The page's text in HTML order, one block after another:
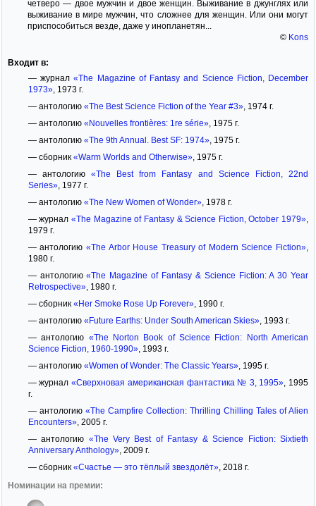
четверо — двое мужчин и двое женщин. Выживание в джунглях или
выживание в мире мужчин, что сложнее для женщин. Или они могут
приспособиться везде, даже у инопланетян...
© Kons
Входит в:
— журнал«The Magazine of Fantasy and Science Fiction, December
1973», 1973 г.
— антологию «The Best Science Fiction of the Year #3», 1974 г.
— антологию «Nouvelles frontières: 1re série», 1975 г.
— антологию «The 9th Annual. Best SF: 1974», 1975 г.
— сборник «Warm Worlds and Otherwise», 1975 г.
— антологию«The Best from Fantasy and Science Fiction, 22nd
Series», 1977 г.
— антологию «The New Women of Wonder», 1978 г.
— журнал«The Magazine of Fantasy & Science Fiction, October 1979»
1979 г.
— антологию «The Arbor House Treasury of Modern Science Fiction»
1980 г.
— антологию«The Magazine of Fantasy & Science Fiction: A 30 Year
Retrospective», 1980 г.
— сборник «Her Smoke Rose Up Forever», 1990 г.
— антологию «Future Earths: Under South American Skies», 1993 г.
— антологию «The Norton Book of Science Fiction: North American
Science Fiction, 1960-1990», 1993 г.
— антологию «Women of Wonder: The Classic Years», 1995 г.
— журнал«Сверхновая американская фантастика № 3, 1995» , 1995
г.
— антологию «The Campfire Collection: Thrilling Chilling Tales of Alien
Encounters», 2005 г.
— антологию «The Very Best of Fantasy & Science Fiction: Sixtieth
Anniversary Anthology», 2009 г.
— сборник «Счастье — это тёплый звездолёт», 2018 г.
Номинации на премии: